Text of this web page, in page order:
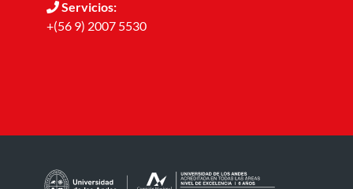
Servicios:
+(56 9) 2007 5530